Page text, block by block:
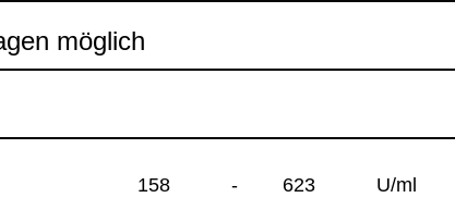
mög­lich
158 - 623 U/ml